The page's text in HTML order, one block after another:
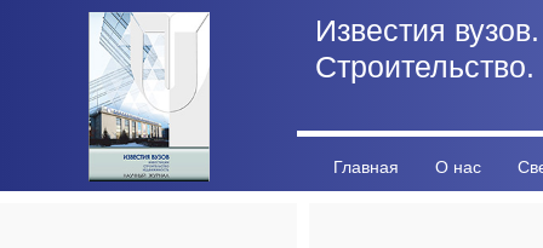
Известия
Главная О нас